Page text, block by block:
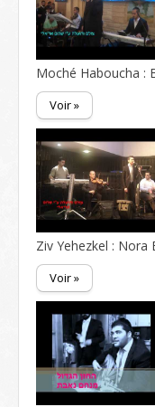
Moché Haboucha :
Voir »
Ziv Yehezkel : Nora
Voir »